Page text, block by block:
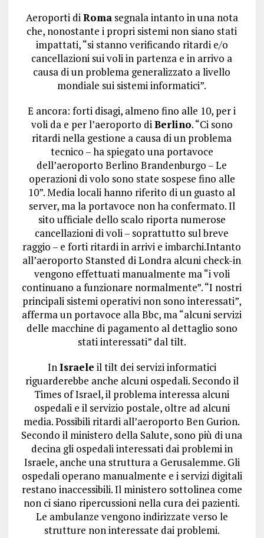
Aeroporti diRomasegnala intanto in una nota
che, nonostante i propri sistemi non siano stati
impattati, “si stanno verificando ritardi e/o
cancellazioni sui voli in partenza e in arrivo a
causa di un problema generalizzato a livello
mondiale sui sistemi informatici”.
E ancora: forti disagi, almeno fino alle 10, per i
voli da e per l’aeroporto diBerlino. “Ci sono
ritardi nella gestione a causa di un problema
tecnico – ha spiegato una portavoce
dell’aeroporto Berlino Brandenburgo – Le
operazioni di volo sono state sospese fino alle
10”. Media locali hanno riferito di un guasto al
server, ma la portavoce non ha confermato. Il
sito ufficiale dello scalo riporta numerose
cancellazioni di voli – soprattutto sul breve
raggio – e forti ritardi in arrivi e imbarchi.Intanto
all’aeroporto Stansted di Londra alcuni check-in
vengono effettuati manualmente ma “i voli
continuano a funzionare normalmente”. “I nostri
principali sistemi operativi non sono interessati”,
afferma un portavoce alla Bbc, ma “alcuni servizi
delle macchine di pagamento al dettaglio sono
stati interessati” dal tilt.
InIsraele il tilt dei servizi informatici
riguarderebbe anche alcuni ospedali. Secondo il
Times of Israel, il problema interessa alcuni
ospedali e il servizio postale, oltre ad alcuni
media. Possibili ritardi all’aeroporto Ben Gurion.
Secondo il ministero della Salute, sono più di una
decina gli ospedali interessati dai problemi in
Israele, anche una struttura a Gerusalemme. Gli
ospedali operano manualmente e i servizi digitali
restano inaccessibili. Il ministero sottolinea come
non ci siano ripercussioni nella cura dei pazienti.
Le ambulanze vengono indirizzate verso le
strutture non interessate dai problemi.